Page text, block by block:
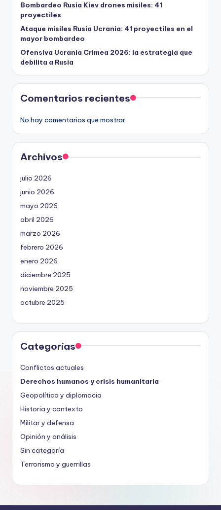
Bombardeo Rusia Kiev drones misiles: 41
proyectiles
Ataque misiles Rusia Ucrania: 41 proyectiles en el
mayor bombardeo
Ofensiva Ucrania Crimea 2026: la estrategia que
debilita a Rusia
Comentarios recientes
No hay comentarios que mostrar.
Archivos
julio 2026
junio 2026
mayo 2026
abril 2026
marzo 2026
febrero 2026
enero 2026
diciembre 2025
noviembre 2025
octubre 2025
Categorías
Conflictos actuales
Derechos humanos y crisis humanitaria
Geopolítica y diplomacia
Historia y contexto
Militar y defensa
Opinión y análisis
Sin categoría
Terrorismo y guerrillas